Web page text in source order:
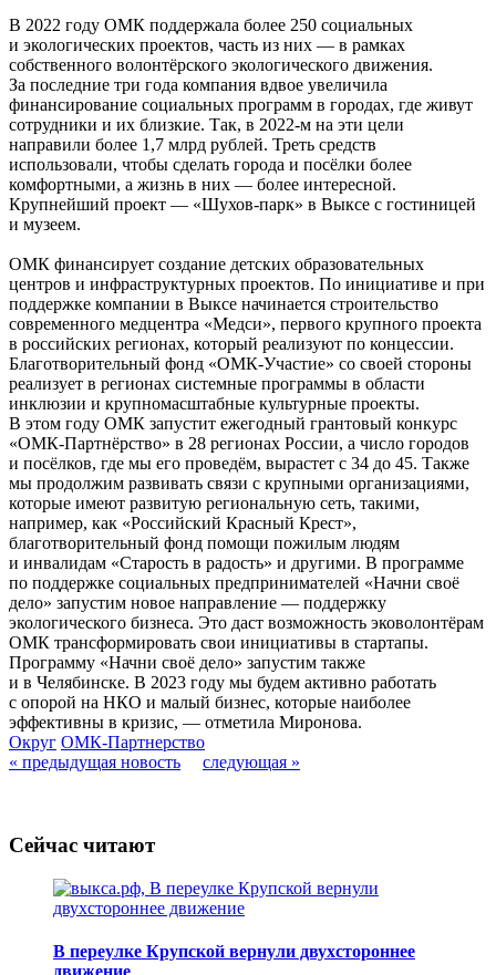
В 2022 году ОМК поддержала более 250 социальных
и экологических проектов, часть из них — в рамках
собственного волонтёрского экологического движения.
За последние три года компания вдвое увеличила
финансирование социальных программ в городах, где живут
сотрудники и их близкие. Так, в 2022-м на эти цели
направили более 1,7 млрд рублей. Треть средств
использовали, чтобы сделать города и посёлки более
комфортными, а жизнь в них — более интересной.
Крупнейший проект — «Шухов-парк» в Выксе с гостиницей
и музеем.
ОМК финансирует создание детских образовательных
центров и инфраструктурных проектов. По инициативе и при
поддержке компании в Выксе начинается строительство
современного медцентра «Медси», первого крупного проекта
в российских регионах, который реализуют по концессии.
Благотворительный фонд «ОМК-Участие» со своей стороны
реализует в регионах системные программы в области
инклюзии и крупномасштабные культурные проекты.
В этом году ОМК запустит ежегодный грантовый конкурс
«ОМК-Партнёрство» в 28 регионах России, а число городов
и посёлков, где мы его проведём, вырастет с 34 до 45. Также
мы продолжим развивать связи с крупными организациями,
которые имеют развитую региональную сеть, такими,
например, как «Российский Красный Крест»,
благотворительный фонд помощи пожилым людям
и инвалидам «Старость в радость» и другими. В программе
по поддержке социальных предпринимателей «Начни своё
дело» запустим новое направление — поддержку
экологического бизнеса. Это даст возможность эковолонтёрам
ОМК трансформировать свои инициативы в стартапы.
Программу «Начни своё дело» запустим также
и в Челябинске. В 2023 году мы будем активно работать
с опорой на НКО и малый бизнес, которые наиболее
эффективны в кризис, — отметила Миронова.
Округ ОМК-Партнерство
« предыдущая новость
следующая »
Сейчас читают
В переулке Крупской вернули двухстороннее